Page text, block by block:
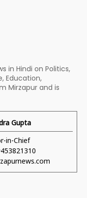
in Hindi on Politics,
Education,
Mirzapur and is
Gupta
in-Chief